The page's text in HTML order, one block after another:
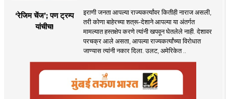
‘रेजिम चेंज’; पण ट्रम्प
यांचीच!
इराणी जनता आपल्या राज्यकर्त्यांवर कितीही नाराज असली,
तरी कोणा बाहेरच्या शत्रू-देशाने आपल्या या अंतर्गत
मामल्यात हस्तक्षेप करणे त्यांनी खपवून घेतलेले नाही. देशावर
परचक्र आले असता, आपल्या राज्यकर्त्यांच्या विरोधात
जाण्यास त्यांनी नकार दिला. उलट, अमेरिकेत ..